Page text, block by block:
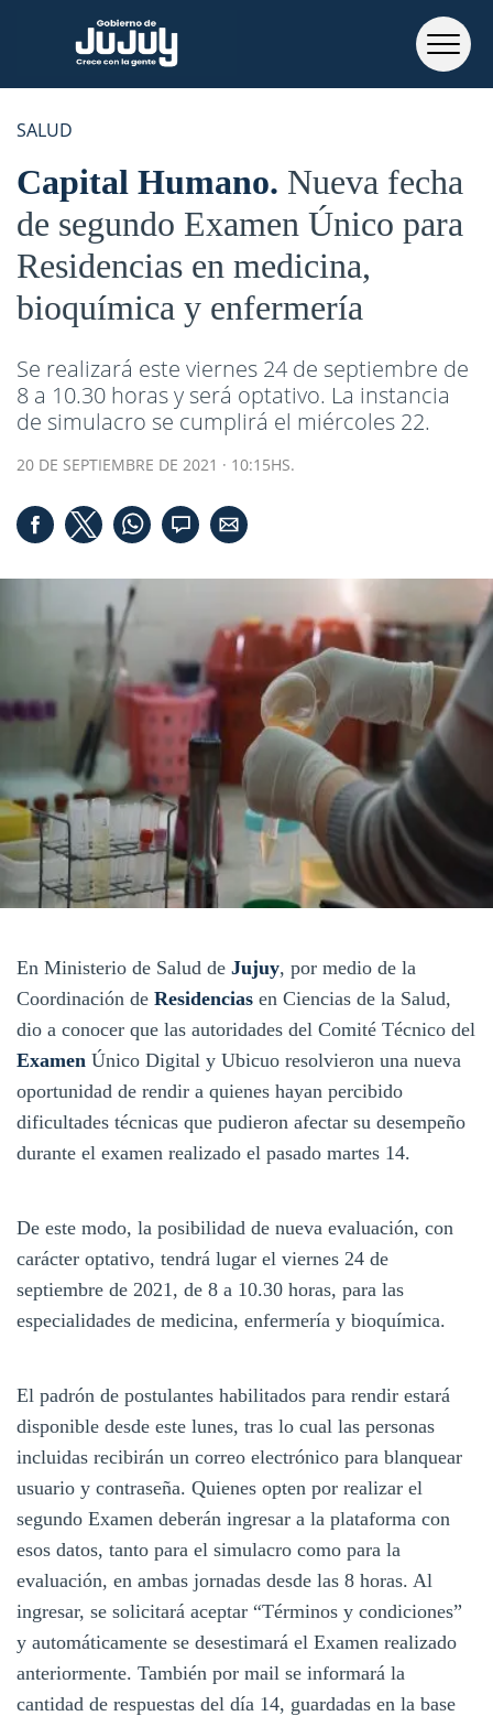
SALUD
Capital Humano Nueva fecha
de segundo Examen Único para
Residencias en medicina,
bioquímica y enfermería
Se realizará este viernes 24 de septiembre de
8 a 10.30 horas y será optativo. La instancia
de simulacro se cumplirá el miércoles 22.
20 DE SEPTIEMBRE DE 2021 · 10:15HS.
En Ministerio de Salud de Jujuy, por medio de la
Coordinación de Residencias en Ciencias de la Salud,
dio a conocer que las autoridades del Comité Técnico del
Examen Único Digital y Ubicuo resolvieron una nueva
oportunidad de rendir a quienes hayan percibido
dificultades técnicas que pudieron afectar su desempeño
durante el examen realizado el pasado martes 14.
De este modo, la posibilidad de nueva evaluación, con
carácter optativo, tendrá lugar el viernes 24 de
septiembre de 2021, de 8 a 10.30 horas, para las
especialidades de medicina, enfermería y bioquímica.
El padrón de postulantes habilitados para rendir estará
disponible desde este lunes, tras lo cual las personas
incluidas recibirán un correo electrónico para blanquear
usuario y contraseña. Quienes opten por realizar el
segundo Examen deberán ingresar a la plataforma con
esos datos, tanto para el simulacro como para la
evaluación, en ambas jornadas desde las 8 horas. Al
ingresar, se solicitará aceptar “Términos y condiciones”
y automáticamente se desestimará el Examen realizado
anteriormente. También por mail se informará la
cantidad de respuestas del día 14, guardadas en la base